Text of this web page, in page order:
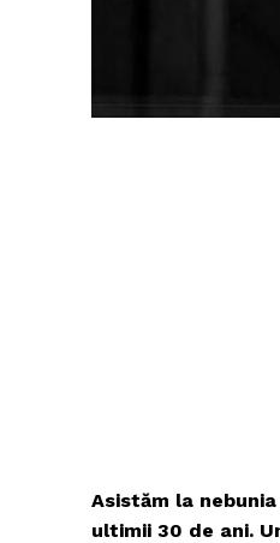
Asistăm la
ultimii 30 de ani.